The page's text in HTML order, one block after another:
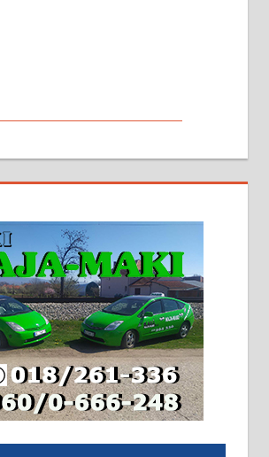
једна уз другу.
гараже, централно
на гас и дрва. Две
71-74-023
опремљену
путу, на
око 7 ари.
51; 063/102-35-25
легализована, нова,